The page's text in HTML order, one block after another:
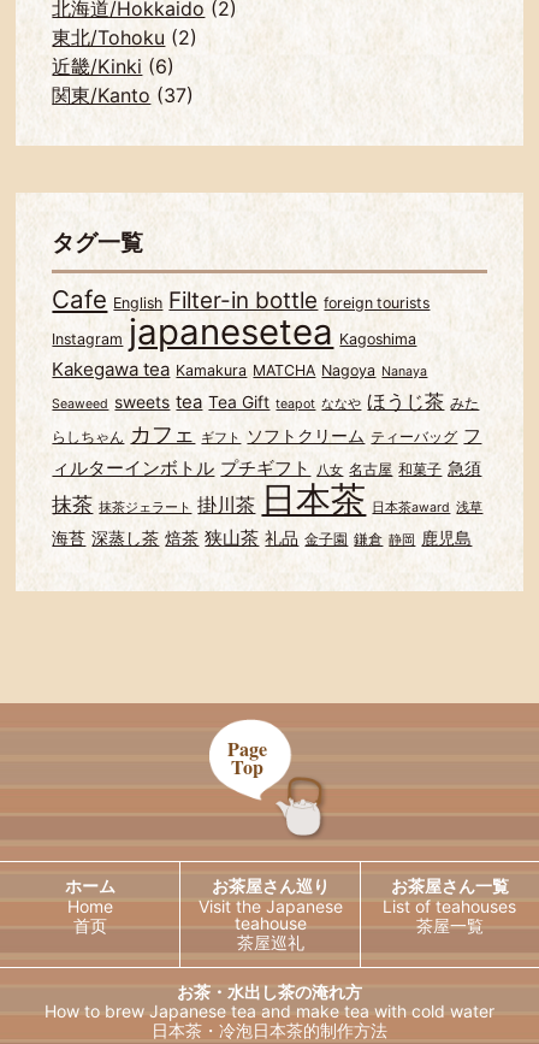
北海道/Hokkaido (2)
東北/Tohoku (2)
近畿/Kinki (6)
関東/Kanto (37)
タグ一覧
Cafe English Filter-in bottle foreign tourists
Instagram japanesetea Kagoshima
Kakegawa tea Kamakura MATCHA Nagoya Nanaya
Seaweed sweets tea Tea Gift teapot ななや ほうじ茶 みた
らしちゃん カフェ ギフト ソフトクリーム ティーバッグ フ
ィルターインボトル プチギフト 八女 名古屋 和菓子 急須
抹茶 抹茶ジェラート 掛川茶 日本茶 日本茶award 浅草
海苔 深蒸し茶 焙茶 狭山茶 礼品 金子園 鎌倉 静岡 鹿児島
ホーム
Home
首页
お茶屋さん巡り
Visit the Japanese
teahouse
茶屋巡礼
お茶屋さん一覧
List of teahouses
茶屋一覧
お茶・水出し茶の淹れ方
How to brew Japanese tea and make tea with cold water
日本茶・冷泡日本茶的制作方法
Page
Top